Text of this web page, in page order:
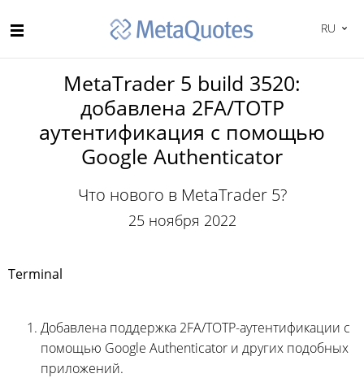
RU
MetaTrader 5 build 3520:
добавлена 2FA/TOTP
аутентификация с помощью
Google Authenticator
Что нового в MetaTrader 5?
25 ноября 2022
Terminal
Добавлена поддержка 2FA/TOTP-аутентификации с
помощью Google Authenticator и других подобных
приложений.